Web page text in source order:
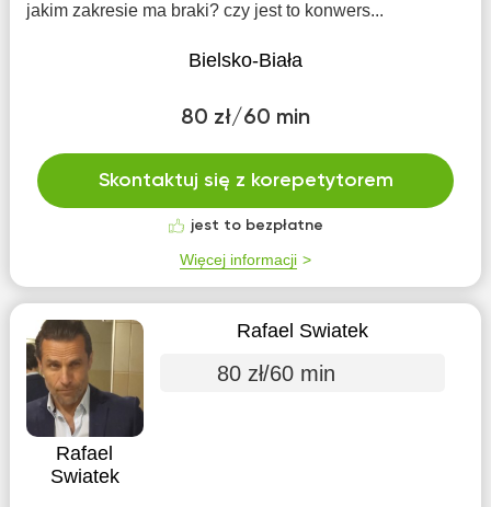
jakim zakresie ma braki? czy jest to konwers...
Bielsko-Biała
80 zł/60 min
Skontaktuj się z korepetytorem
jest to bezpłatne
Więcej informacji
Rafael
Swiatek
Rafael Swiatek
80 zł/60 min